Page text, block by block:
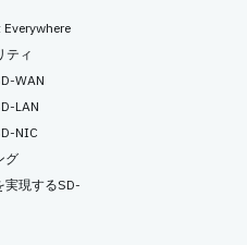
ティ
WAN
LAN
NIC
グ
実現するSD-